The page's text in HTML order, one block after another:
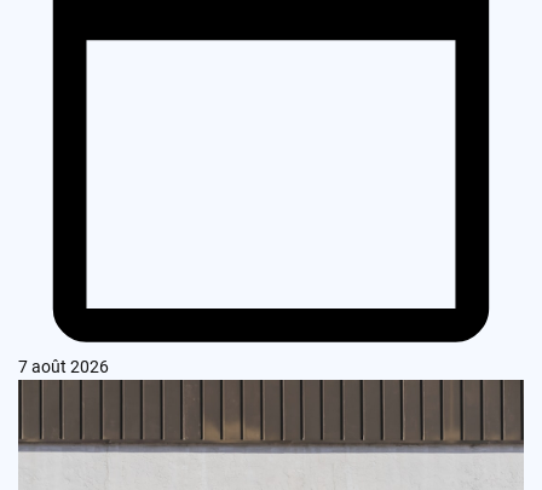
7 août 2026